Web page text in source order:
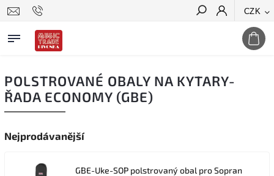
CZK
Hledat
POLSTROVANÉ OBALY NA KYTARY-
ŘADA ECONOMY (GBE)
Nejprodávanější
GBE-Uke-SOP polstrovaný obal pro Sopran